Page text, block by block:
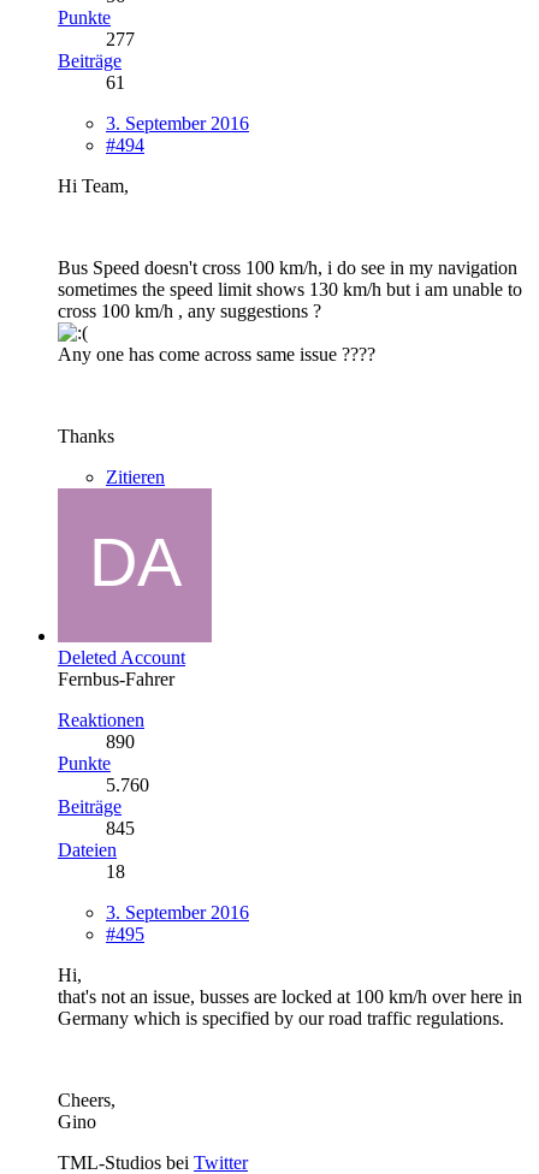
Punkte
277
Beiträge
61
3. September 2016
#494
Hi Team,
Bus Speed doesn't cross 100 km/h, i do see in my navigation
sometimes the speed limit shows 130 km/h but i am unable to
cross 100 km/h , any suggestions ?
Any one has come across same issue ????
Thanks
Zitieren
Deleted Account
Fernbus-Fahrer
Reaktionen
890
Punkte
5.760
Beiträge
845
Dateien
18
3. September 2016
#495
Hi,
that's not an issue, busses are locked at 100 km/h over here in
Germany which is specified by our road traffic regulations.
Cheers,
Gino
TML-Studios bei Twitter